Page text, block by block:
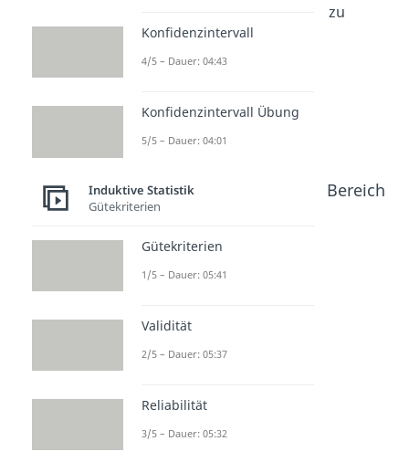
statistische Aussagen treffen zu
können.
Beliebte Inhalte aus dem Bereich
MANOVABonferro
r
Dauer: 04:21
Konfidenzintervall
4/5 – Dauer: 04:43
Konfidenzintervall Übung
5/5 – Dauer: 04:01
Induktive Statistik
Gütekriterien
Gütekriterien
1/5 – Dauer: 05:41
Validität
2/5 – Dauer: 05:37
Reliabilität
3/5 – Dauer: 05:32